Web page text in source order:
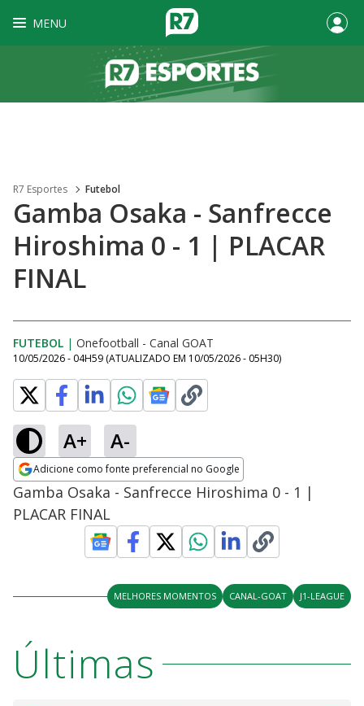
MENU
R7 Esportes Futebol
Gamba Osaka - Sanfrecce
Hiroshima 0 - 1 | PLACAR
FINAL
FUTEBOL | Onefootball - Canal GOAT
10/05/2026 - 04H59 (ATUALIZADO EM 10/05/2026 - 05H30)
A+ A-
Adicione como fonte preferencial no Google
Opens in new window
Gamba Osaka - Sanfrecce Hiroshima 0 - 1 |
PLACAR FINAL
MELHORES MOMENTOS CANAL-GOAT J1-LEAGUE
Últimas